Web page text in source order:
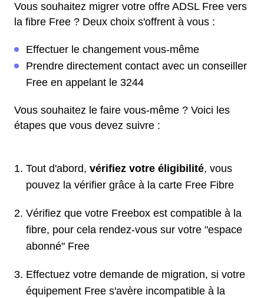
Vous souhaitez migrer votre offre ADSL Free vers
la fibre Free ? Deux choix s'offrent à vous :
Effectuer le changement vous-même
Prendre directement contact avec un conseiller
Free en appelant le 3244
Vous souhaitez le faire vous-même ? Voici les
étapes que vous devez suivre :
Tout d'abord, vérifiez votre éligibilité, vous
pouvez la vérifier grâce à la carte Free Fibre
Vérifiez que votre Freebox est compatible à la
fibre, pour cela rendez-vous sur votre "espace
abonné" Free
Effectuez votre demande de migration, si votre
équipement Free s'avère incompatible à la